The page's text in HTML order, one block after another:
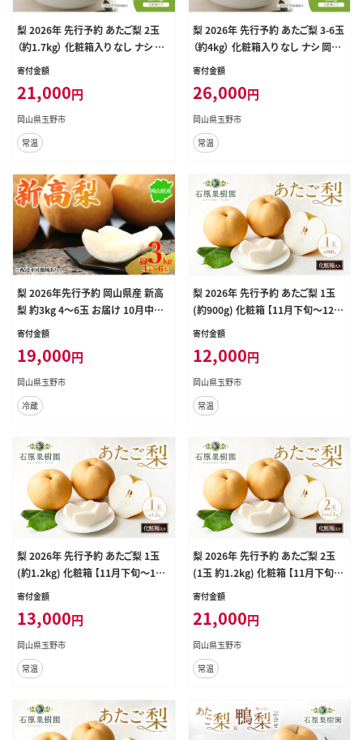
梨 2026年 先行予約 あたご梨 2玉
（約1.7kg） 化粧箱入り なし ナシ 岡
山県産 国産 フルーツ 果物 ギフト
寄付金額
21,000円
岡山県玉野市
常温
梨 2026年 先行予約 あたご梨 3-6玉
（約4kg） 化粧箱入り なし ナシ 岡山
県産 国産 フルーツ 果物 ギフト
寄付金額
26,000円
岡山県玉野市
常温
梨 2026年先行予約 岡山県産 新高
梨 約3kg 4～6玉 お届け 10月中旬
～11月中旬
寄付金額
19,000円
岡山県玉野市
冷蔵
梨 2026年 先行予約 あたご梨 1玉
(約900g) 化粧箱 【11月下旬～12月
中旬頃発送】 ナシ なし 岡山県産 国
寄付金額
12,000円
岡山県玉野市
常温
梨 2026年 先行予約 あたご梨 1玉
(約1.2kg) 化粧箱 【11月下旬～12
月中旬頃発送】 ナシ なし 岡山県産
園
寄付金額
13,000円
岡山県玉野市
常温
梨 2026年 先行予約 あたご梨 2玉
(1玉 約1.2kg) 化粧箱 【11月下旬～
12月中旬頃発送】 ナシ なし 岡山県
果樹園
寄付金額
21,000円
岡山県玉野市
常温